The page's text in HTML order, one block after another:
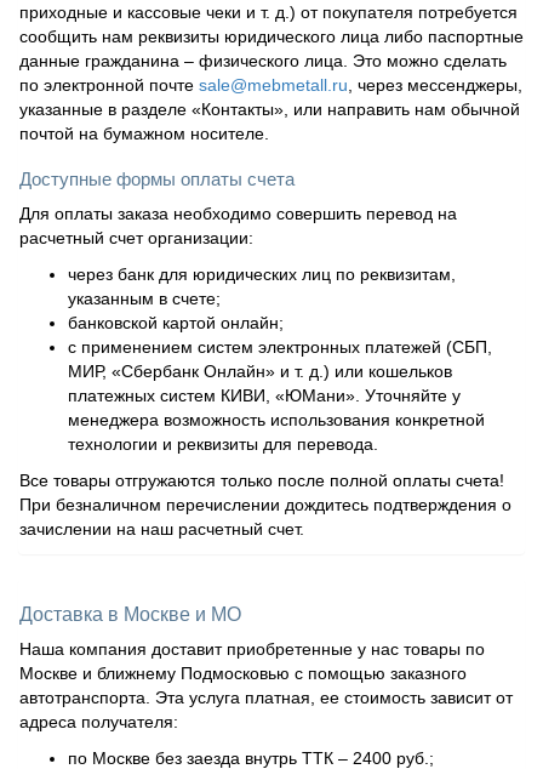
приходные и кассовые чеки и т. д.) от покупателя потребуется
сообщить нам реквизиты юридического лица либо паспортные
данные гражданина – физического лица. Это можно сделать
по электронной почте sale@mebmetall.ru , через мессенджеры,
указанные в разделе «Контакты», или направить нам обычной
почтой на бумажном носителе.
Доступные формы оплаты счета
Для оплаты заказа необходимо совершить перевод на
расчетный счет организации:
через банк для юридических лиц по реквизитам,
указанным в счете;
банковской картой онлайн;
с применением систем электронных платежей (СБП,
МИР, «Сбербанк Онлайн» и т. д.) или кошельков
платежных систем КИВИ, «ЮМани». Уточняйте у
менеджера возможность использования конкретной
технологии и реквизиты для перевода.
Все товары отгружаются только после полной оплаты счета!
При безналичном перечислении дождитесь подтверждения о
зачислении на наш расчетный счет.
Доставка в Москве и МО
Наша компания доставит приобретенные у нас товары по
Москве и ближнему Подмосковью с помощью заказного
автотранспорта. Эта услуга платная, ее стоимость зависит от
адреса получателя:
по Москве без заезда внутрь ТТК – 2400 руб.;